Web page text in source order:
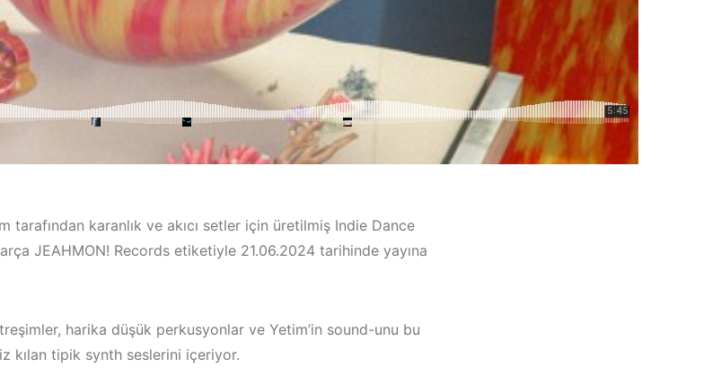
tarafından karanlık ve akıcı setler için üretilmiş Indie Dance
JEAHMON! Records etiketiyle 21.06.2024 tarihinde yayına
harika düşük perkusyonlar ve Yetim’in sound-unu bu
kılan tipik synth seslerini içeriyor.